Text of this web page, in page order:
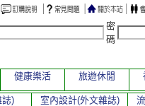
密
碼
健康樂活 旅遊休閒
) 室內設計(外文雜誌)